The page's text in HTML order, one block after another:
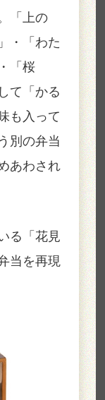
「上の
・「わた
「桜
て「かる
も入って
別の弁当
あわされ
る「花見
当を再現